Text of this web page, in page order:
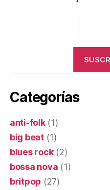
Categorías
anti-folk(1)
big beat(1)
blues rock(2)
bossa nova (1)
britpop (27)